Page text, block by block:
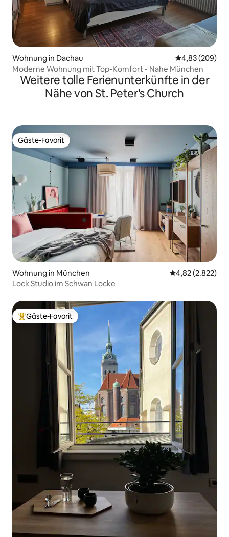
Wohnung in Dachau
4,83 (209)
Moderne Wohnung mit Top-Komfort - Nahe München
Weitere tolle Ferienunterkünfte in der
Nähe von St. Peter's Church
Gäste-Favorit
Gäste-Favorit
Wohnung in München
4,82 (2.822)
Lock Studio im Schwan Locke
Beliebter Gäste-Favorit.
Gäste-Favorit